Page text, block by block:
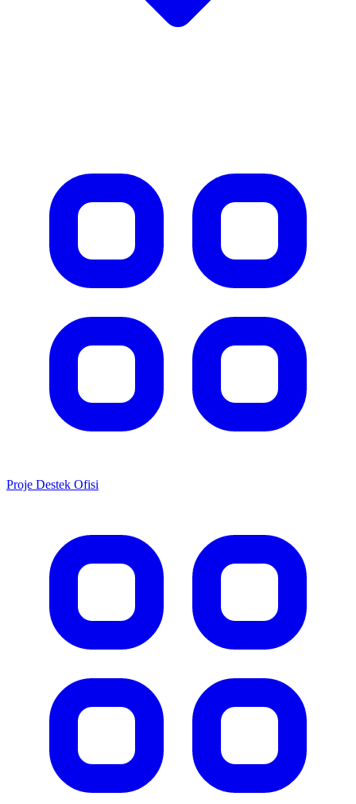
Proje Destek Ofisi